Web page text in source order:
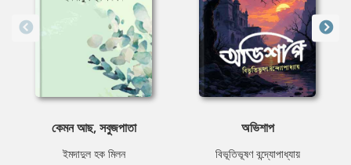
কেমন আছ, সবুজপাতা
ইমদাদুল হক মিলন
অভিশাপ
বিভূতিভূষণ বন্দ্যোপাধ্যায়